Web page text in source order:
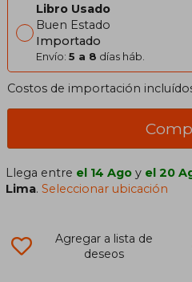
Libro Usado
Buen Estado
Importado
Envío: 5 a 8 días háb.
Costos de importación
Llega entre el 14 Ago y el 20
Lima.Seleccionar ubicación
Agregar a lista de
deseos